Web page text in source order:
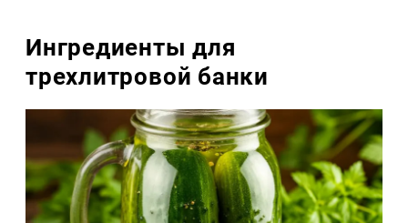
Ингредиенты для
трехлитровой банки